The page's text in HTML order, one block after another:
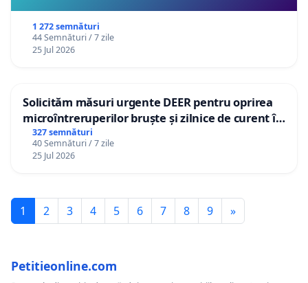
1 272 semnături
44 Semnături / 7 zile
25 Jul 2026
Solicităm măsuri urgente DEER pentru oprirea
microîntreruperilor bruște și zilnice de curent în
Sâncraiu de Mureș și Nazna
327 semnături
40 Semnături / 7 zile
25 Jul 2026
1 2 3 4 5 6 7 8 9 »
Petitieonline.com